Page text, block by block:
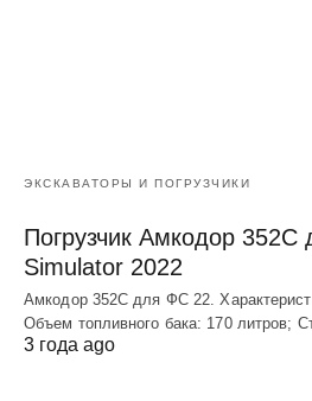
ЭКСКАВАТОРЫ И ПОГРУЗЧИКИ
Погрузчик Амкодор 352С
Simulator 2022
Амкодор 352С для ФС 22.
Объем топливного бака: 170 литров;
3 года ago